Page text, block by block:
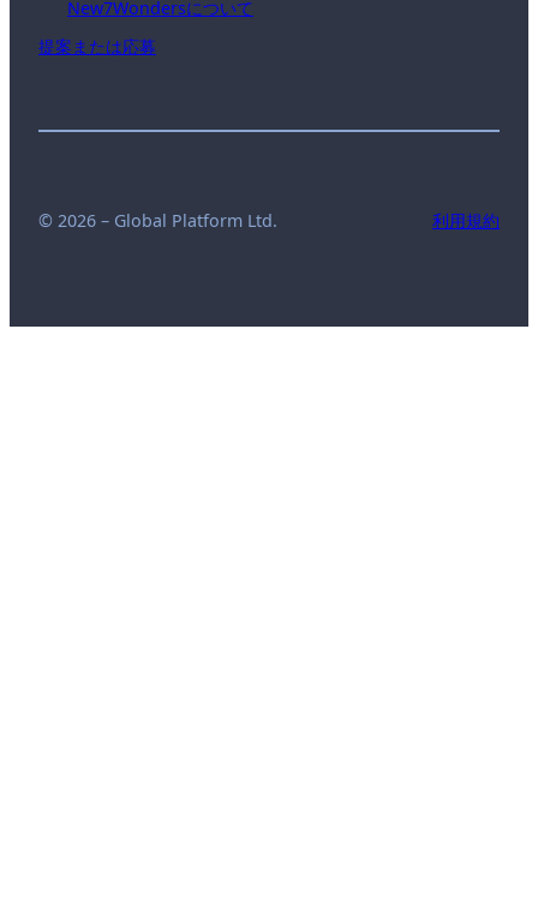
New7Wondersについて
提案または応募
© 2026 – Global Platform Ltd. 利用規約